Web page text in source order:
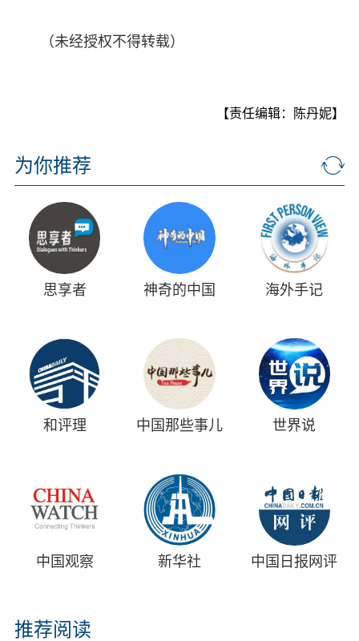
（未经授权不得转载）
【责任编辑：陈丹妮】
为你推荐
思享者 神奇的中国 海外手记
和评理 中国那些事儿 世界说
中国观察 新华社 中国日报网评
推荐阅读